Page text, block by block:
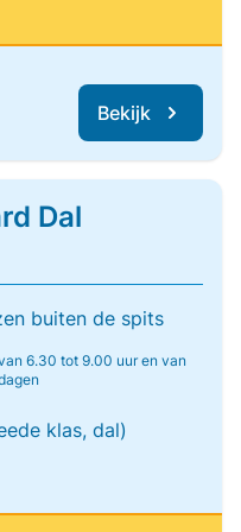
Bekijk
Dal
buiten de spits
6.30 tot 9.00 uur en van
klas, dal)